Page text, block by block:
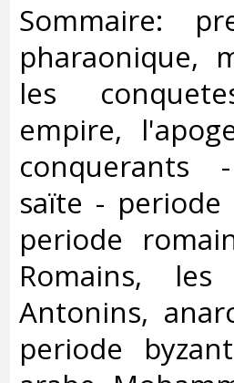
‎Sommaire:
pharaonique,
les
empire,
conquerants
saïte -
periode
Romains,
Antonins,
periode